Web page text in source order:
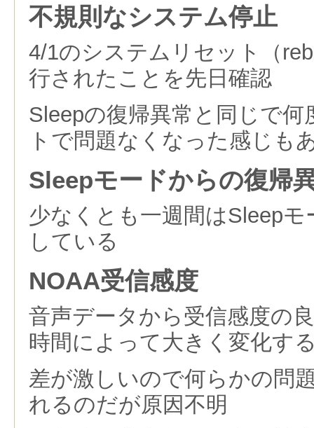
不規則なシステム停止
4/1のシステムリセット（
行されたことを先日確認
Sleepの復帰異常と同じで
トで問題なくなった感じも
Sleepモードからの復帰
少なくとも一週間はSleep
している
NOAA受信感度
音声データから受信感度の
時間によって大きく変化す
差が激しいので何らかの問
れるのだが原因不明